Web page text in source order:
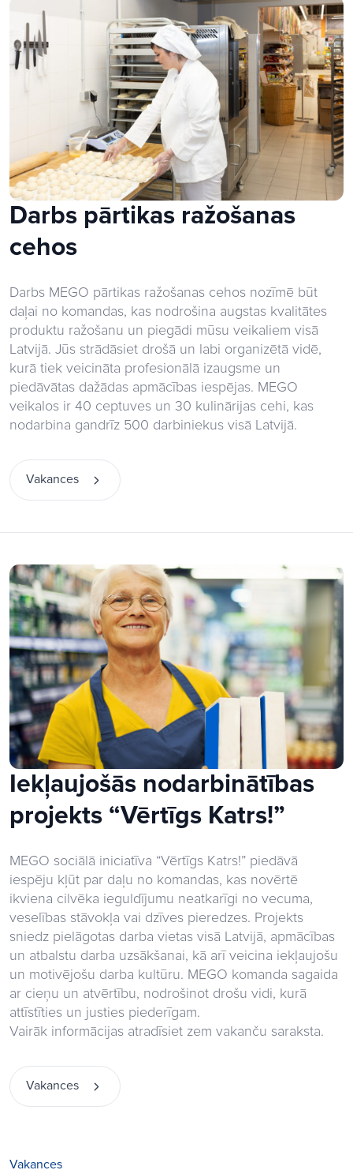
Darbs pārtikas ražošanas
cehos
Darbs MEGO pārtikas ražošanas cehos nozīmē būt
daļai no komandas, kas nodrošina augstas kvalitātes
produktu ražošanu un piegādi mūsu veikaliem visā
Latvijā. Jūs strādāsiet drošā un labi organizētā vidē,
kurā tiek veicināta profesionālā izaugsme un
piedāvātas dažādas apmācības iespējas. MEGO
veikalos ir 40 ceptuves un 30 kulinārijas cehi, kas
nodarbina gandrīz 500 darbiniekus visā Latvijā.
Vakances
Iekļaujošās nodarbinātības
projekts “Vērtīgs Katrs!”
MEGO sociālā iniciatīva “Vērtīgs Katrs!” piedāvā
iespēju kļūt par daļu no komandas, kas novērtē
ikviena cilvēka ieguldījumu neatkarīgi no vecuma,
veselības stāvokļa vai dzīves pieredzes. Projekts
sniedz pielāgotas darba vietas visā Latvijā, apmācības
un atbalstu darba uzsākšanai, kā arī veicina iekļaujošu
un motivējošu darba kultūru. MEGO komanda sagaida
ar cieņu un atvērtību, nodrošinot drošu vidi, kurā
attīstīties un justies piederīgam.
Vairāk informācijas atradīsiet zem vakanču saraksta.
Vakances
Vakances